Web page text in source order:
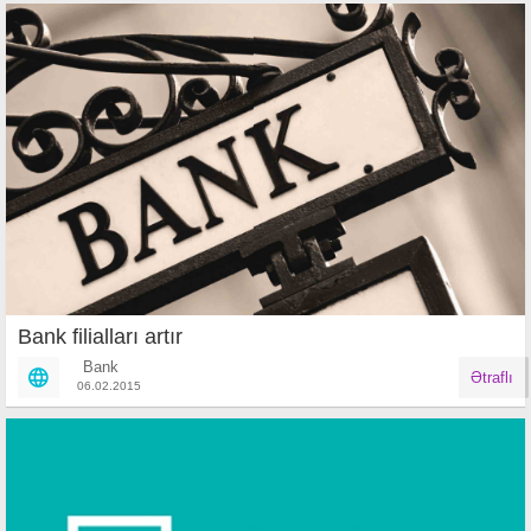
Bank filialları artır
Bank
06.02.2015 Ətraflı